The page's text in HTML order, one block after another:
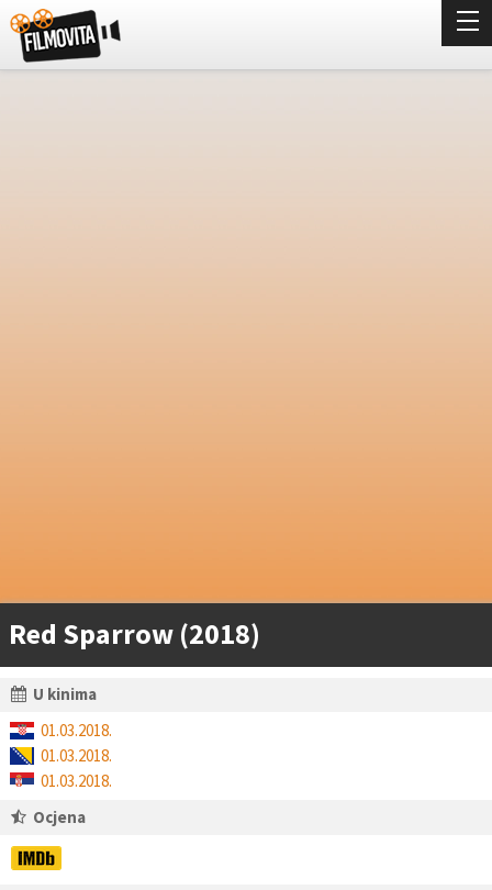
Red Sparrow (2018)
U kinima
01.03.2018.
01.03.2018.
01.03.2018.
Ocjena